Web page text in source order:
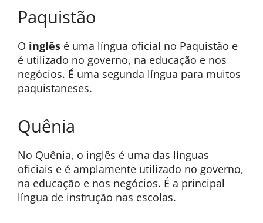
Paquistão
O inglês é uma língua oficial no Paquistão e
é utilizado no governo, na educação e nos
negócios. É uma segunda língua para muitos
paquistaneses.
Quênia
No Quênia, o inglês é uma das línguas
oficiais e é amplamente utilizado no governo,
na educação e nos negócios. É a principal
língua de instrução nas escolas.